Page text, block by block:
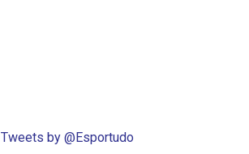
Tweets by @Esportudo